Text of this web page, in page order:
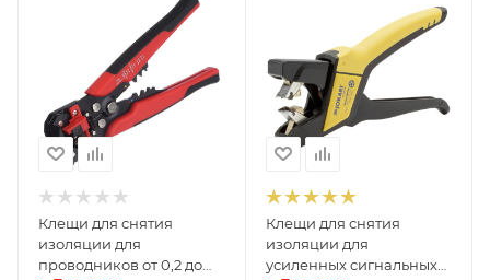
Клещи для снятия
изоляции для
проводников от 0,2 до
Клещи для снятия
изоляции для
усиленных сигнальных